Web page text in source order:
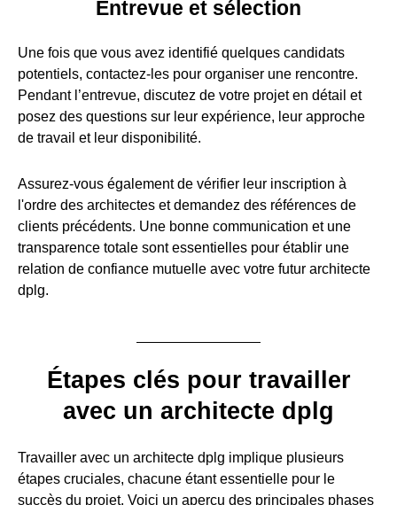
Entrevue et sélection
Une fois que vous avez identifié quelques candidats
potentiels, contactez-les pour organiser une rencontre.
Pendant l’entrevue, discutez de votre projet en détail et
posez des questions sur leur expérience, leur approche
de travail et leur disponibilité.
Assurez-vous également de vérifier leur inscription à
l'ordre des architectes et demandez des références de
clients précédents. Une bonne communication et une
transparence totale sont essentielles pour établir une
relation de confiance mutuelle avec votre futur architecte
dplg.
Étapes clés pour travailler
avec un architecte dplg
Travailler avec un architecte dplg implique plusieurs
étapes cruciales, chacune étant essentielle pour le
succès du projet. Voici un aperçu des principales phases